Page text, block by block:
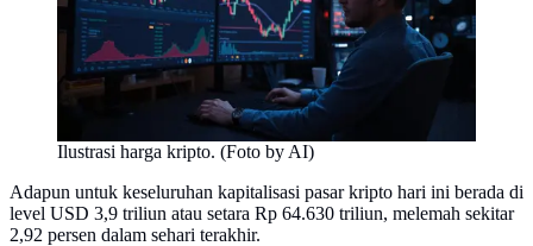
Ilustrasi harga kripto. (Foto by AI)
Adapun untuk keseluruhan kapitalisasi pasar kripto hari ini berada di
level USD 3,9 triliun atau setara Rp 64.630 triliun, melemah sekitar
2,92 persen dalam sehari terakhir.